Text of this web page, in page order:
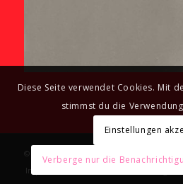
© Copyright - GALERIE OLGA BENARIO
Impressum
Diese Seite verwendet Cookies. Mit
stimmst du die
Einstellungen
Verberge nur die